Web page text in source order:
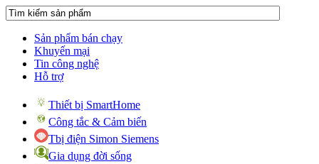
Sản phẩm bán chạy
Khuyến mại
Tin công nghệ
Hỗ trợ
Thiết bị SmartHome
Công tắc & Cảm biến
Tbị điện Simon Siemens
Gia dụng đời sống